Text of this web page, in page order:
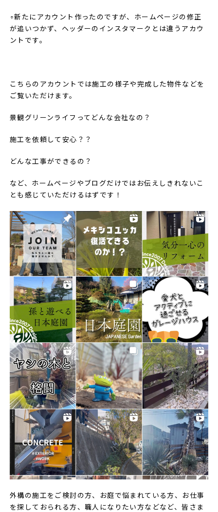
↑新たにアカウント作ったのですが、ホームページの修正
が追いつかず、ヘッダーのインスタマークとは違うアカウ
ントです。
こちらのアカウントでは施工の様子や完成した物件などを
ご覧いただけます。
景観グリーンライフってどんな会社なの？
施工を依頼して安心？？
どんな工事ができるの？
など、ホームページやブログだけではお伝えしきれないこ
とも感じていただけるはずです！
外構の施工をご検討の方、お庭で悩まれている方、お仕事
を探しておられる方、職人になりたい方などなど、皆さま